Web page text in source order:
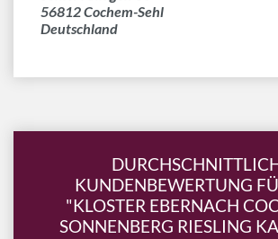
56812 Cochem-Sehl
Deutschland
KUNDENBEWERTUNG
"KLOSTER EBERNACH
SONNENBERG RIESLING